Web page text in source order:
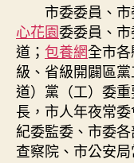
市委委員、
心花園委委員、
道； 包養網全市
級、省級開闢區
道）黨（工）委
長，市人年夜常
紀委監委、市委
查察院、市公安